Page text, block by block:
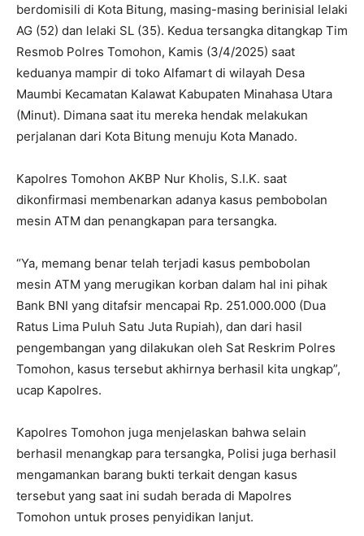
berdomisili di Kota Bitung, masing-masing berinisial lelaki
AG (52) dan lelaki SL (35). Kedua tersangka ditangkap Tim
Resmob Polres Tomohon, Kamis (3/4/2025) saat
keduanya mampir di toko Alfamart di wilayah Desa
Maumbi Kecamatan Kalawat Kabupaten Minahasa Utara
(Minut). Dimana saat itu mereka hendak melakukan
perjalanan dari Kota Bitung menuju Kota Manado.
Kapolres Tomohon AKBP Nur Kholis, S.I.K. saat
dikonfirmasi membenarkan adanya kasus pembobolan
mesin ATM dan penangkapan para tersangka.
“Ya, memang benar telah terjadi kasus pembobolan
mesin ATM yang merugikan korban dalam hal ini pihak
Bank BNI yang ditafsir mencapai Rp. 251.000.000 (Dua
Ratus Lima Puluh Satu Juta Rupiah), dan dari hasil
pengembangan yang dilakukan oleh Sat Reskrim Polres
Tomohon, kasus tersebut akhirnya berhasil kita ungkap”,
ucap Kapolres.
Kapolres Tomohon juga menjelaskan bahwa selain
berhasil menangkap para tersangka, Polisi juga berhasil
mengamankan barang bukti terkait dengan kasus
tersebut yang saat ini sudah berada di Mapolres
Tomohon untuk proses penyidikan lanjut.